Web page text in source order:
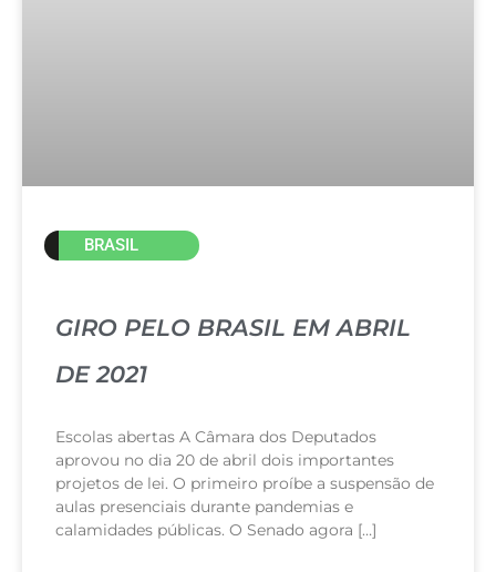
BRASIL
GIRO PELO BRASIL EM ABRIL
DE 2021
Escolas abertas A Câmara dos Deputados
aprovou no dia 20 de abril dois importantes
projetos de lei. O primeiro proíbe a suspensão de
aulas presenciais durante pandemias e
calamidades públicas. O Senado agora […]